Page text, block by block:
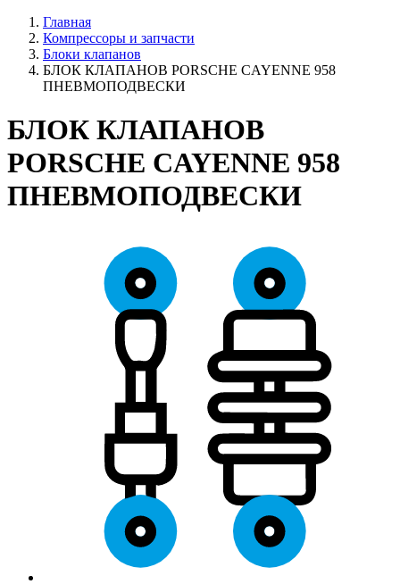
Главная
Компрессоры и запчасти
Блоки клапанов
БЛОК КЛАПАНОВ PORSCHE CAYENNE 958
ПНЕВМОПОДВЕСКИ
БЛОК КЛАПАНОВ
PORSCHE CAYENNE 958
ПНЕВМОПОДВЕСКИ